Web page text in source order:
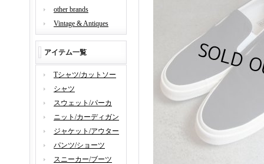
other brands
Vintage & Antiques
アイテム一覧
Tシャツ/カットソー
シャツ
スウェット/パーカ
ニット/カーディガン
ジャケット/アウター
パンツ/ショーツ
スニーカー/ブーツ